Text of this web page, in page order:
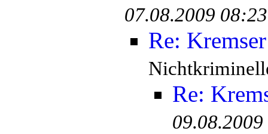
07.08.2009 08:23
Re:
Re: